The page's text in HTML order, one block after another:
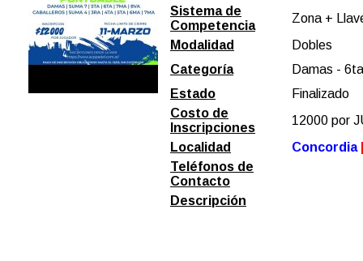
Sistema de
Competencia
Zona +
Modalidad
Dobles
Categoría
Damas - 6ta
Estado
Finalizado
Costo de
Inscripciones
12000 por
Localidad
Concordia
Teléfonos de
Contacto
Descripción